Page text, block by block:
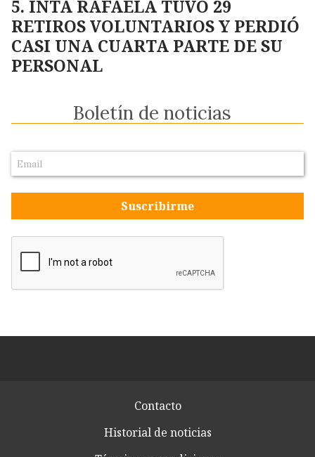
INTA RAFAELA TUVO 29
RETIROS VOLUNTARIOS Y PERDIÓ
CASI UNA CUARTA PARTE DE SU
PERSONAL
Boletín de noticias
Suscribirme
Contacto
Historial de noticias